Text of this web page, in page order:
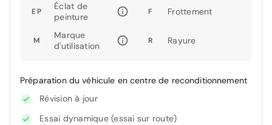
EP
Éclat de
peinture
F Frottement
M
Marque
d'utilisation
R Rayure
Préparation du véhicule en centre de reconditionnement
Révision à jour
Essai dynamique (essai sur route)